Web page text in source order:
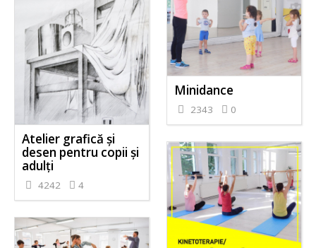
Atelier grafică și
desen pentru copii și
adulți
4242 4
Minidance
2343 0